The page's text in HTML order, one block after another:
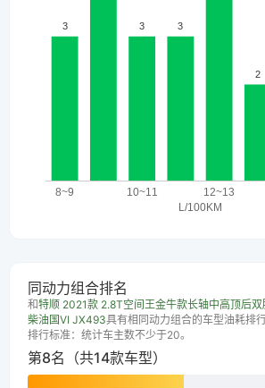
同动力组合排名
和特顺 2021款 2.8T空间王金牛款长轴中高顶后
柴油国VI JX493具有相同动力组合的车型油耗排
排行标准：统计车主数不少于20。
第8名（共14款车型）